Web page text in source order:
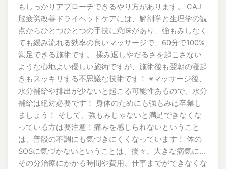
もしっかりアプローチできるやり方があります。 CAJ
脳疲労改善ドライヘッドケアには、解剖学と生理学の観
点からひとつひとつの手技に意味があり、強もみしなく
ても緩み流れる効率の良いマッサージで、60分で100%
満足できる施術です。 揉み返しやだるさを起こさない
ような心地よい優しい施術ですが、施術後も翌朝の寝起
きもスッキリする不思議な技術です！ ※マッサージ後、
水分補給や排出が少ないと起こる可能性あるので、水分
補給は絶対必要です！ 身体のためにも強もみは卒業し
ましょう！ そして、強もみじゃないと満足できなくな
っている方は要注意！痛みを感じられないということ
は、普段の不調にも気づきにくくなっています！ 体の
SOSに気づかないということは、後々、大きな病気に…
その分治療にかかる時間や費用、仕事までができなくな